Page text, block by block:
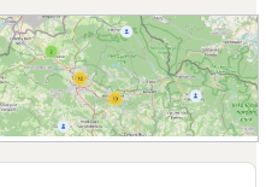
i přitápění